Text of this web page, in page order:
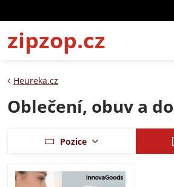
zipzop.cz
Heureka.cz
Oblečení, obuv a
Pozice